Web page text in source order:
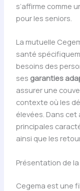
s’affirme comme
pour les seniors.
La mutuelle
santé
besoins des
ses garanties
assurer une
contexte où les
élevées. Dans
principales
ainsi que les
Présentation de
Cegema est une